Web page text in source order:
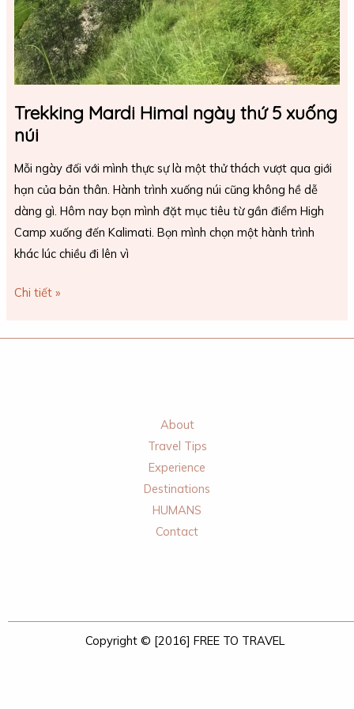
Trekking Mardi Himal ngày thứ 5 xuống
núi
Mỗi ngày đối với mình thực sự là một thử thách vượt qua giới
hạn của bản thân. Hành trình xuống núi cũng không hề dễ
dàng gì. Hôm nay bọn mình đặt mục tiêu từ gần điểm High
Camp xuống đến Kalimati. Bọn mình chọn một hành trình
khác lúc chiều đi lên vì
Chi tiết »
About
Travel Tips
Experience
Destinations
HUMANS
Contact
Copyright © [2016] FREE TO TRAVEL